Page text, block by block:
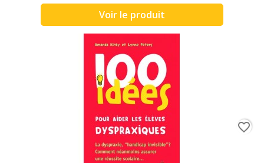
Voir le produit
favorite_border